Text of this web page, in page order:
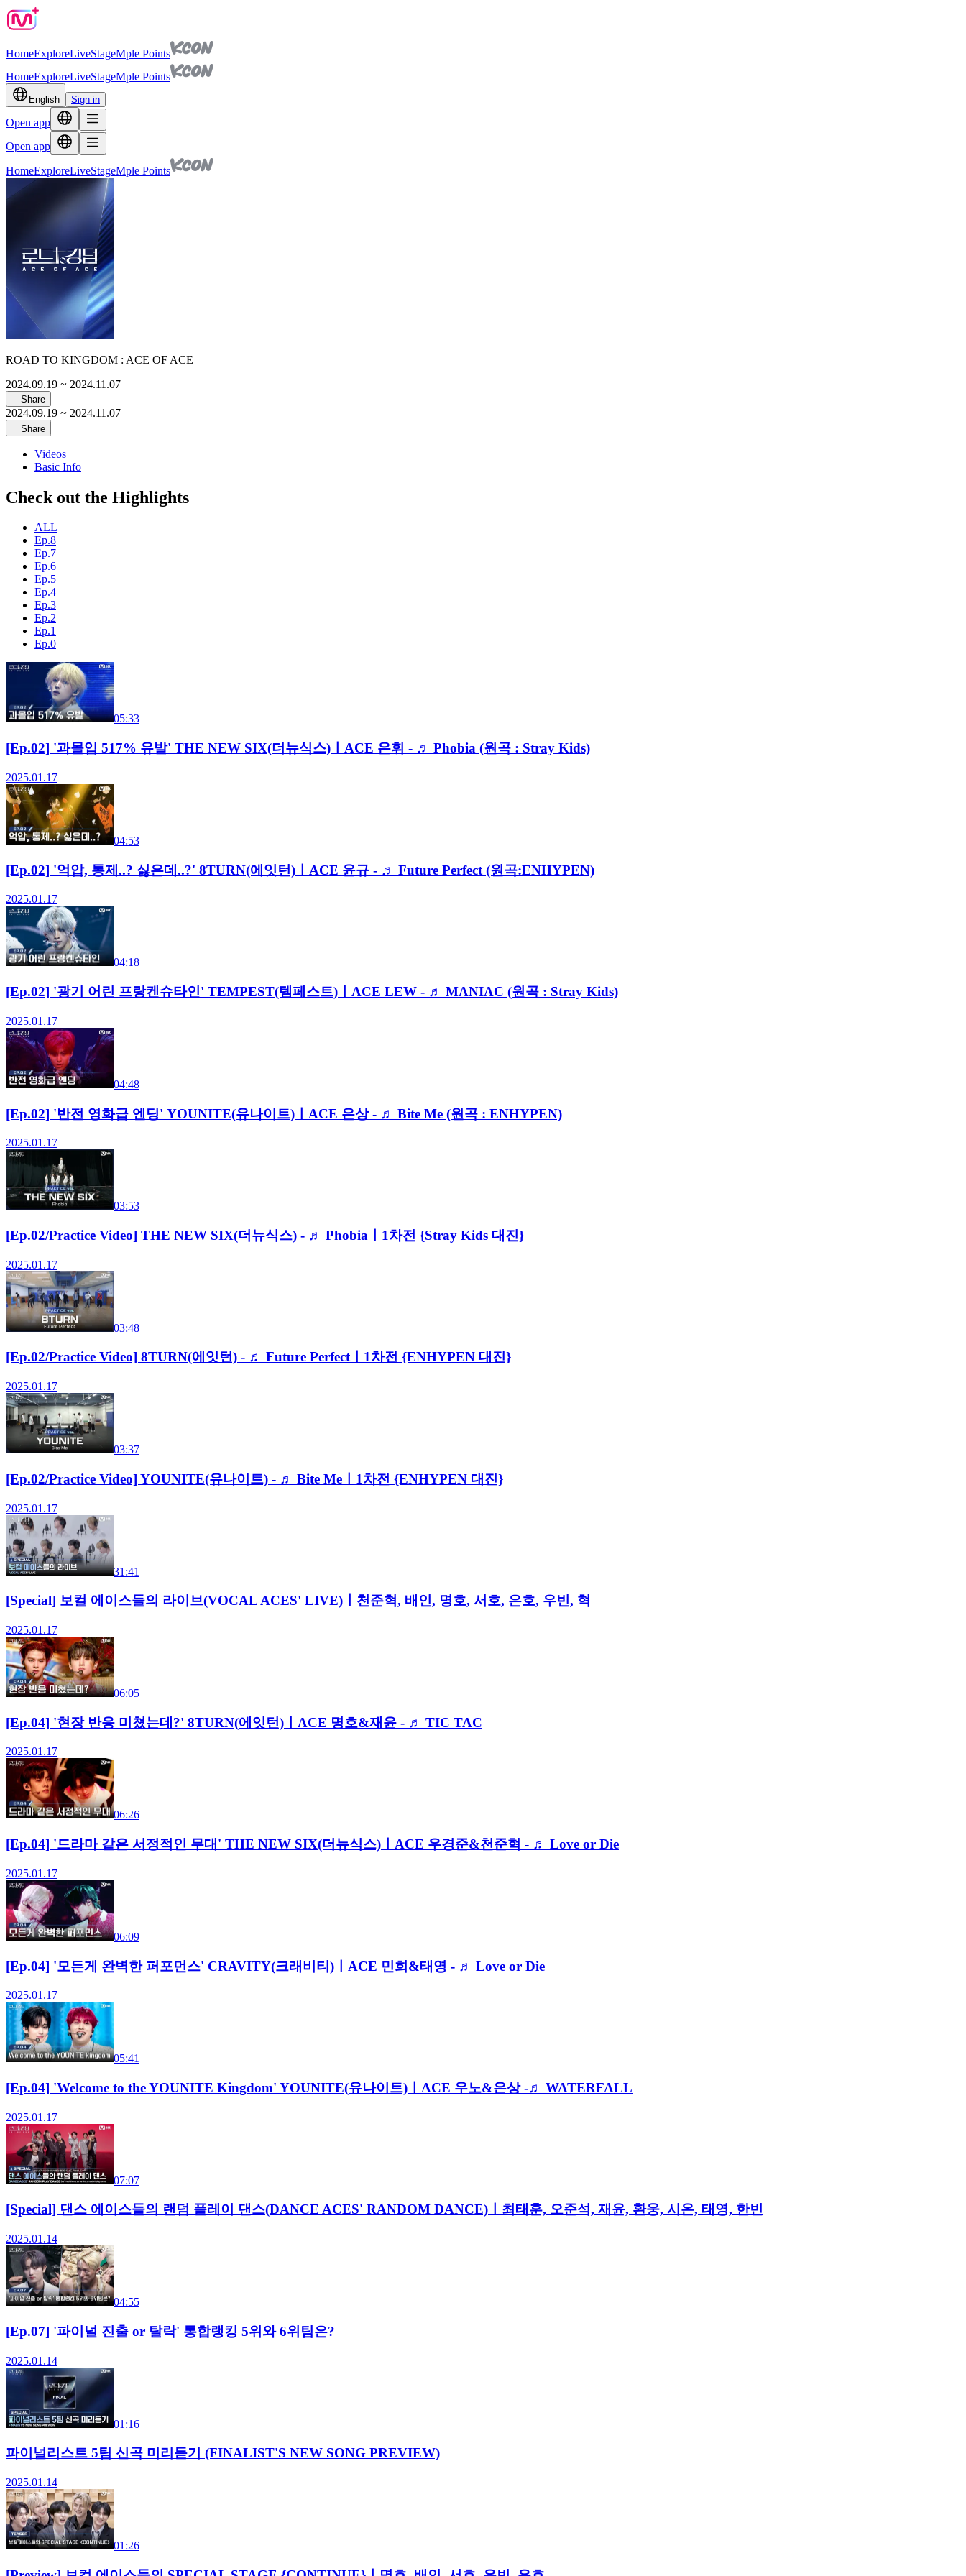
HomeExploreLiveStageMple Points
HomeExploreLiveStageMple Points
English Sign in
Open app
Open app
HomeExploreLiveStageMple Points
ROAD TO KINGDOM : ACE OF ACE
2024.09.19 ~ 2024.11.07
Share
2024.09.19 ~ 2024.11.07
Share
Videos
Basic Info
Check out the Highlights
ALL
Ep.8
Ep.7
Ep.6
Ep.5
Ep.4
Ep.3
Ep.2
Ep.1
Ep.0
05:33
[Ep.02] '과몰입 517% 유발' THE NEW SIX(더뉴식스)ㅣACE 은휘 - ♬ Phobia (원곡 : Stray Kids)
2025.01.17
04:53
[Ep.02] '억압, 통제..? 싫은데..?' 8TURN(에잇턴)ㅣACE 윤규 - ♬ Future Perfect (원곡:ENHYPEN)
2025.01.17
04:18
[Ep.02] '광기 어린 프랑켄슈타인' TEMPEST(템페스트)ㅣACE LEW - ♬ MANIAC (원곡 : Stray Kids)
2025.01.17
04:48
[Ep.02] '반전 영화급 엔딩' YOUNITE(유나이트)ㅣACE 은상 - ♬ Bite Me (원곡 : ENHYPEN)
2025.01.17
03:53
[Ep.02/Practice Video] THE NEW SIX(더뉴식스) - ♬ Phobiaㅣ1차전 {Stray Kids 대진}
2025.01.17
03:48
[Ep.02/Practice Video] 8TURN(에잇턴) - ♬ Future Perfectㅣ1차전 {ENHYPEN 대진}
2025.01.17
03:37
[Ep.02/Practice Video] YOUNITE(유나이트) - ♬ Bite Meㅣ1차전 {ENHYPEN 대진}
2025.01.17
31:41
[Special] 보컬 에이스들의 라이브(VOCAL ACES' LIVE)ㅣ천준혁, 배인, 명호, 서호, 은호, 우빈, 혁
2025.01.17
06:05
[Ep.04] '현장 반응 미쳤는데?' 8TURN(에잇턴)ㅣACE 명호&재윤 - ♬ TIC TAC
2025.01.17
06:26
[Ep.04] '드라마 같은 서정적인 무대' THE NEW SIX(더뉴식스)ㅣACE 우경준&천준혁 - ♬ Love or Die
2025.01.17
06:09
[Ep.04] '모든게 완벽한 퍼포먼스' CRAVITY(크래비티)ㅣACE 민희&태영 - ♬ Love or Die
2025.01.17
05:41
[Ep.04] 'Welcome to the YOUNITE Kingdom' YOUNITE(유나이트)ㅣACE 우노&은상 -♬ WATERFALL
2025.01.17
07:07
[Special] 댄스 에이스들의 랜덤 플레이 댄스(DANCE ACES' RANDOM DANCE)ㅣ최태훈, 오준석, 재윤, 환웅, 시온, 태영, 한빈
2025.01.14
04:55
[Ep.07] '파이널 진출 or 탈락' 통합랭킹 5위와 6위팀은?
2025.01.14
01:16
파이널리스트 5팀 신곡 미리듣기 (FINALIST'S NEW SONG PREVIEW)
2025.01.14
01:26